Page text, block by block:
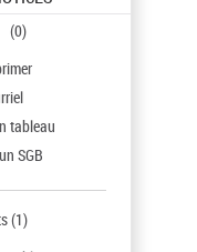
(0)
tableau
SGB
(1)